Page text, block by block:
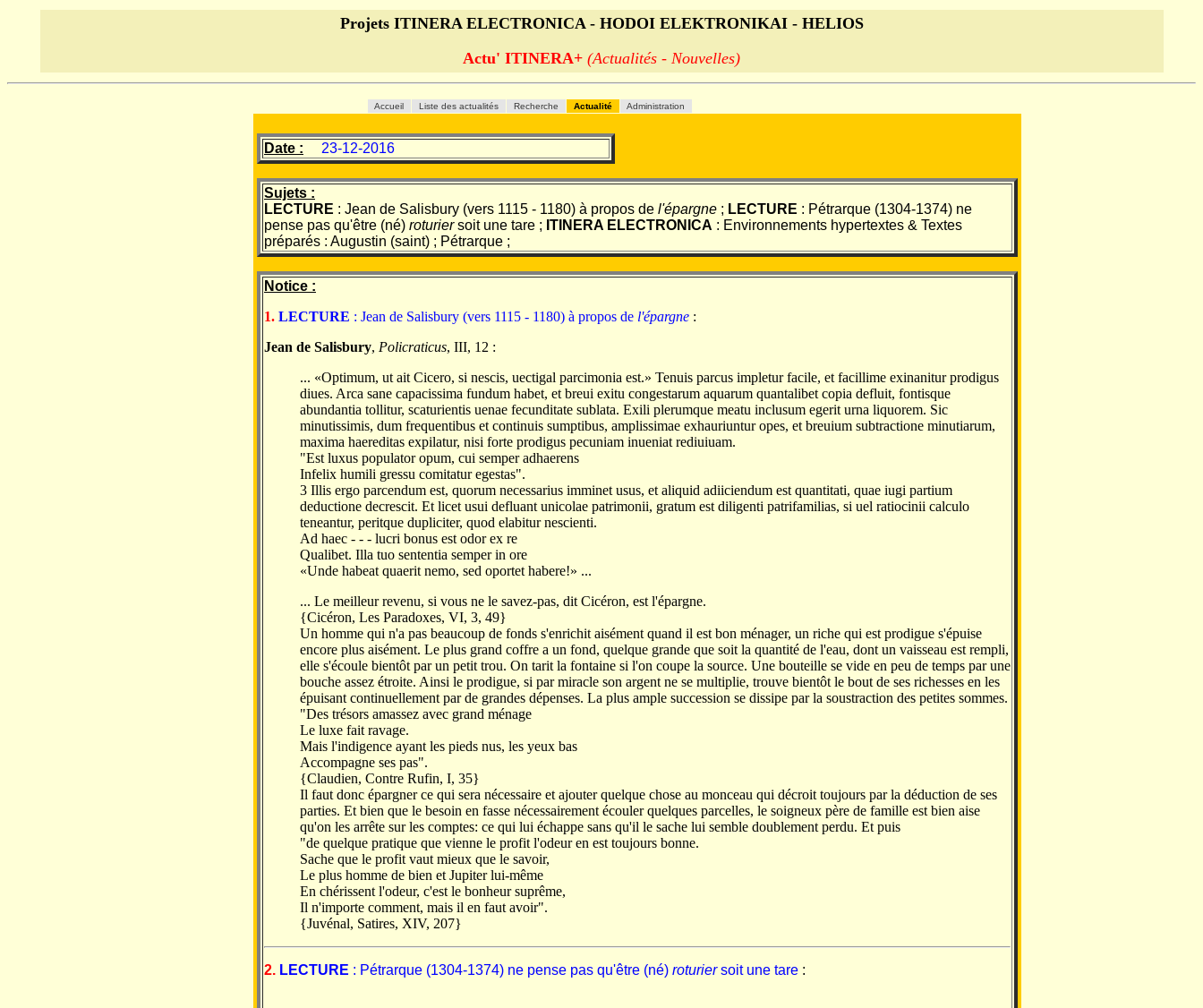
Projets ITINERA ELECTRONICA - HODOI ELEKTRONIKAI - HELIOS
Actu' ITINERA+ (Actualités - Nouvelles)
Accueil Liste des actualités Recherche Actualité Administration
Date : 23-12-2016
Sujets :
LECTURE : Jean de Salisbury (vers 1115 - 1180) à propos de l'épargne ; LECTURE : Pétrarque (1304-1374) ne
pense pas qu'être (né) roturiersoit une tare ; ITINERA ELECTRONICA : Environnements hypertextes & Textes
préparés : Augustin (saint) ; Pétrarque ;
Notice :
1. LECTURE : Jean de Salisbury (vers 1115 - 1180) à propos de l'épargne :
Jean de Salisbury, Policraticus, III, 12 :
... «Optimum, ut ait Cicero, si nescis, uectigal parcimonia est.» Tenuis parcus impletur facile, et facillime exinanitur prodigus
diues. Arca sane capacissima fundum habet, et breui exitu congestarum aquarum quantalibet copia defluit, fontisque
abundantia tollitur, scaturientis uenae fecunditate sublata. Exili plerumque meatu inclusum egerit urna liquorem. Sic
minutissimis, dum frequentibus et continuis sumptibus, amplissimae exhauriuntur opes, et breuium subtractione minutiarum,
maxima haereditas expilatur, nisi forte prodigus pecuniam inueniat rediuiuam.
"Est luxus populator opum, cui semper adhaerens
Infelix humili gressu comitatur egestas".
3 Illis ergo parcendum est, quorum necessarius imminet usus, et aliquid adiiciendum est quantitati, quae iugi partium
deductione decrescit. Et licet usui defluant unicolae patrimonii, gratum est diligenti patrifamilias, si uel ratiocinii calculo
teneantur, peritque dupliciter, quod elabitur nescienti.
Ad haec - - - lucri bonus est odor ex re
Qualibet. Illa tuo sententia semper in ore
«Unde habeat quaerit nemo, sed oportet habere!» ...
... Le meilleur revenu, si vous ne le savez-pas, dit Cicéron, est l'épargne.
{Cicéron, Les Paradoxes, VI, 3, 49}
Un homme qui n'a pas beaucoup de fonds s'enrichit aisément quand il est bon ménager, un riche qui est prodigue s'épuise
encore plus aisément. Le plus grand coffre a un fond, quelque grande que soit la quantité de l'eau, dont un vaisseau est rempli,
elle s'écoule bientôt par un petit trou. On tarit la fontaine si l'on coupe la source. Une bouteille se vide en peu de temps par une
bouche assez étroite. Ainsi le prodigue, si par miracle son argent ne se multiplie, trouve bientôt le bout de ses richesses en les
épuisant continuellement par de grandes dépenses. La plus ample succession se dissipe par la soustraction des petites sommes.
"Des trésors amassez avec grand ménage
Le luxe fait ravage.
Mais l'indigence ayant les pieds nus, les yeux bas
Accompagne ses pas".
{Claudien, Contre Rufin, I, 35}
Il faut donc épargner ce qui sera nécessaire et ajouter quelque chose au monceau qui décroit toujours par la déduction de ses
parties. Et bien que le besoin en fasse nécessairement écouler quelques parcelles, le soigneux père de famille est bien aise
qu'on les arrête sur les comptes: ce qui lui échappe sans qu'il le sache lui semble doublement perdu. Et puis
"de quelque pratique que vienne le profit l'odeur en est toujours bonne.
Sache que le profit vaut mieux que le savoir,
Le plus homme de bien et Jupiter lui-même
En chérissent l'odeur, c'est le bonheur suprême,
Il n'importe comment, mais il en faut avoir".
{Juvénal, Satires, XIV, 207}
2. LECTURE : Pétrarque (1304-1374) ne pense pas qu'être (né) roturiersoit une tare :